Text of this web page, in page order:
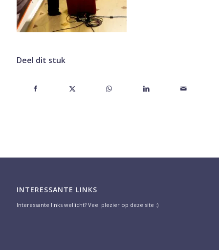
Deel dit stuk
INTERESSANTE LINKS
Interessante links wellicht? Veel plezier op deze site :)